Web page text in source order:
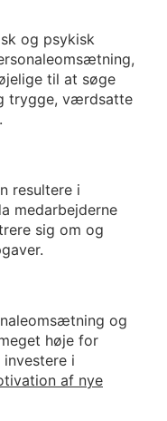
og psykisk
til at søge
trygge, værdsatte
resultere i
medarbejderne
sig om og
og
høje for
i
af nye